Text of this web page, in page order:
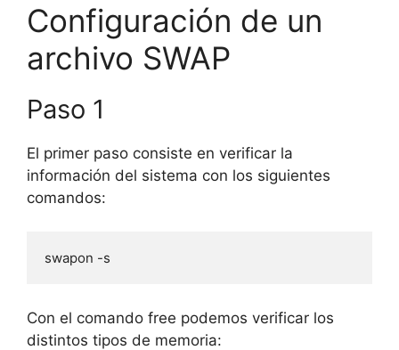
Configuración de un
archivo SWAP
Paso 1
El primer paso consiste en verificar la
información del sistema con los siguientes
comandos:
swapon -s
Con el comando free podemos verificar los
distintos tipos de memoria: